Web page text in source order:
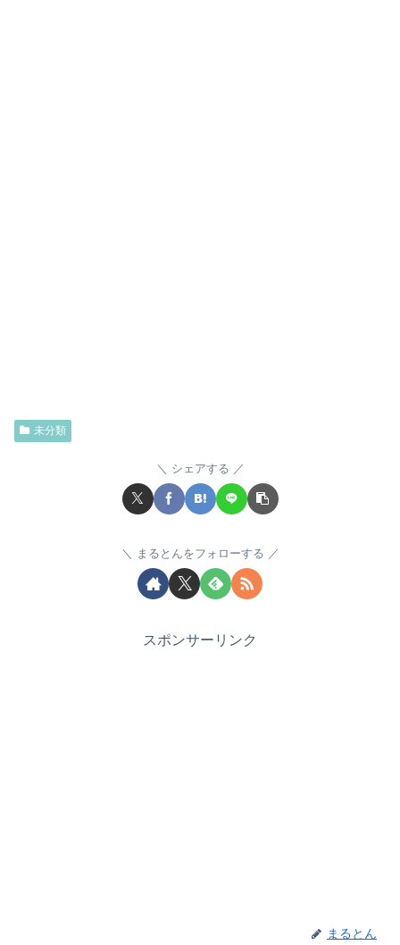
未分類
シェアする
まるとんをフォローする
スポンサーリンク
まるとん